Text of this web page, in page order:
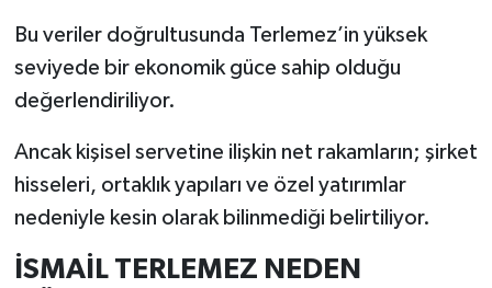
Bu veriler doğrultusunda Terlemez’in yüksek
seviyede bir ekonomik güce sahip olduğu
değerlendiriliyor.
Ancak kişisel servetine ilişkin net rakamların; şirket
hisseleri, ortaklık yapıları ve özel yatırımlar
nedeniyle kesin olarak bilinmediği belirtiliyor.
İSMAİL TERLEMEZ NEDEN